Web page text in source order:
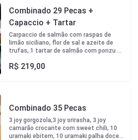
Combinado 29 Pecas +
Capaccio + Tartar
Carpaccio de salmão com raspas de
limão siciliano, flor de sal e azeite de
trufas, 1 tartar de salmão com ponzu da
amêndoa laminada , 2 gunkam de queijo
R$ 219,00
Combinado 35 Pecas
3 joy gorgozola,3 joy srirasha, 3 joy
camarão crocante com sweet chili, 10
uramaki ebitem, 10 uramaki palha doce,